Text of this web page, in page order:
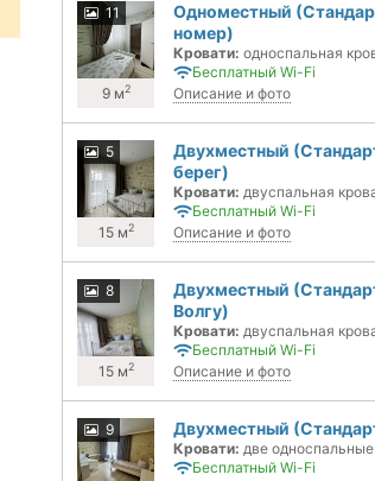
11
9 м2
Одноместный
номер)
Кровати: односпальная
Бесплатный Wi-Fi
Описание и фото
5
15 м2
Двухместный
берег)
Кровати: двуспальная
Бесплатный Wi-Fi
Описание и фото
8
15 м2
Двухместный
Волгу)
Кровати: двуспальная
Бесплатный Wi-Fi
Описание и фото
9 Двухместный
Кровати: две односпальные
Бесплатный Wi-Fi